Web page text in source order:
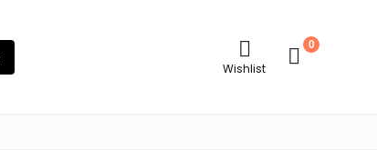
Wishlist
0